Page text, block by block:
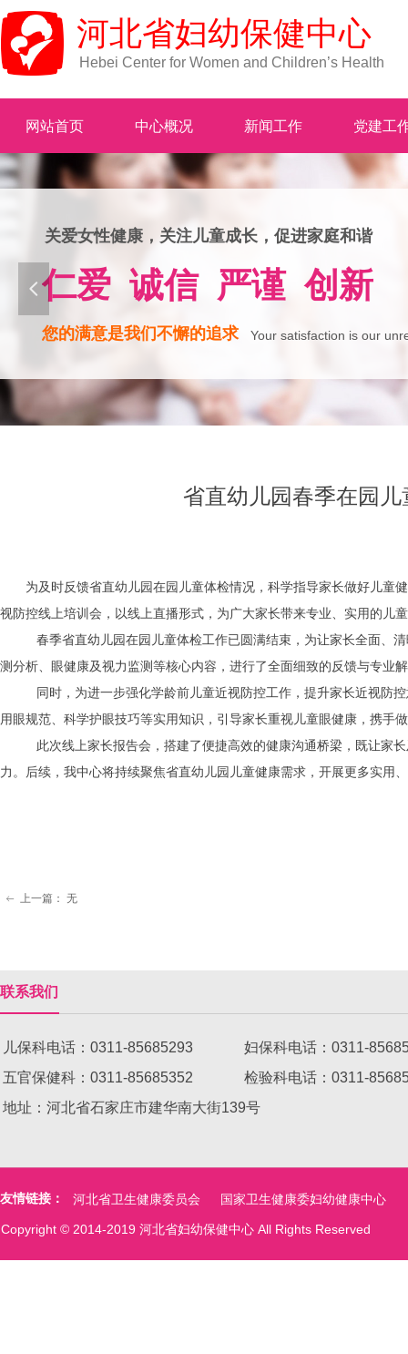
Hebei Center for Women and Children’s Health
河北省妇幼保健中心
您的满意是我们不懈的追求
仁爱 诚信 严谨 创新
关爱女性健康，关注儿童成长，促进家庭和谐
Your satisfaction is our
넳
网站首页 中心概况 新闻工作 党建工
省直幼儿园春季在园
为及时反馈省直幼儿园在园儿童体检情况，科学指导家长做好儿童
视防控线上培训会，以线上直播形式，为广大家长带来专业、实用的儿
春季省直幼儿园在园儿童体检工作已圆满结束，为让家长全面、
测分析、眼健康及视力监测等核心内容，进行了全面细致的反馈与专业
同时，为进一步强化学龄前儿童近视防控工作，提升家长近视防
用眼规范、科学护眼技巧等实用知识，引导家长重视儿童眼健康，携手
此次线上家长报告会，搭建了便捷高效的健康沟通桥梁，既让家
力。后续，我中心将持续聚焦省直幼儿园儿童健康需求，开展更多实用
ꂃ 上一篇： 无
国家卫生健康委妇幼健康中心
河北省卫生健康委员会
友情链接：
Copyright © 2014-2019 河北省妇幼保健中心 All Rights Reserved
联系我们
儿保科电话：0311-85685293 妇保科电话：0311-
五官保健科：0311-85685352 检验科电话：
地址：河北省石家庄市建华南大街139号